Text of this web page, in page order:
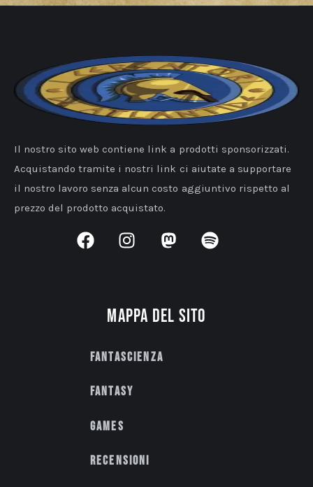
Il nostro sito web contiene link a prodotti sponsorizzati.
Acquistando tramite i nostri link ci aiutate a supportare
il nostro lavoro senza alcun costo aggiuntivo rispetto al
prezzo del prodotto acquistato.
Mappa del sito
Fantascienza
Fantasy
Games
Recensioni